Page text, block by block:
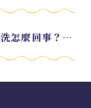
EP.213 川普大攪局：袋鼠市上沖下洗怎麼回事？feat. Alvin